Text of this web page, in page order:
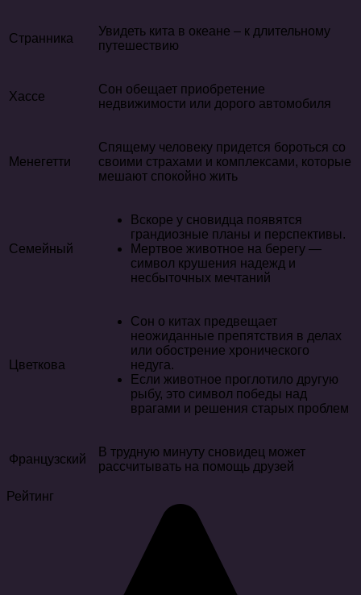
Странника
Увидеть кита в океане – к длительному
путешествию
Хассе
Сон обещает приобретение
недвижимости или дорого автомобиля
Менегетти
Спящему человеку придется бороться со
своими страхами и комплексами, которые
мешают спокойно жить
Семейный
Вскоре у сновидца появятся
грандиозные планы и перспективы.
Мертвое животное на берегу —
символ крушения надежд и
несбыточных мечтаний
Цветкова
Сон о китах предвещает
неожиданные препятствия в делах
или обострение хронического
недуга.
Если животное проглотило другую
рыбу, это символ победы над
врагами и решения старых проблем
Французский
В трудную минуту сновидец может
рассчитывать на помощь друзей
Рейтинг